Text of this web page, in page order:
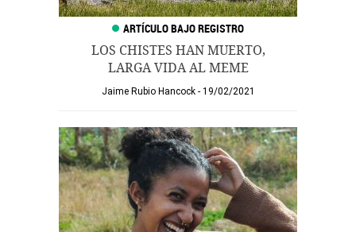
LOS CHISTES HAN MUERTO,
LARGA VIDA AL MEME
Jaime Rubio Hancock 19/02/2021